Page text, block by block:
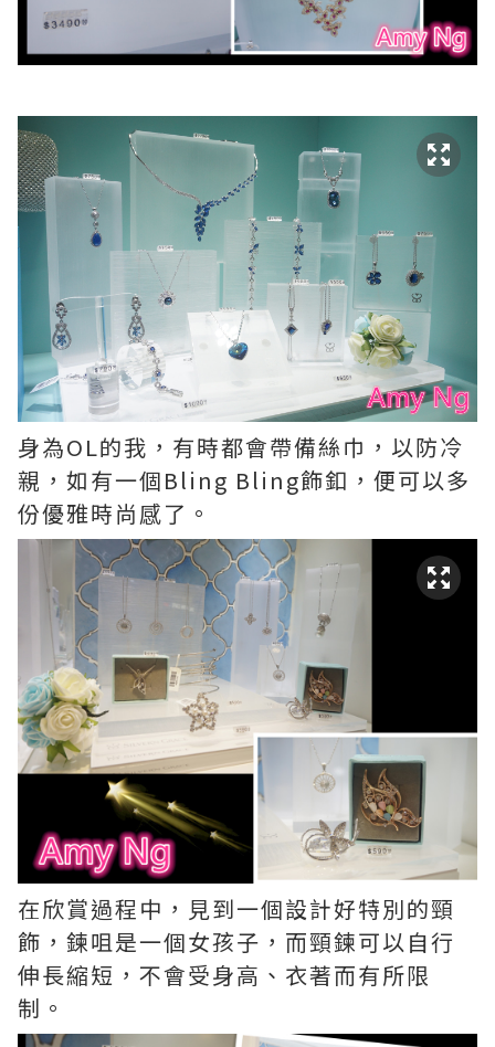
身為OL的我，有時都會帶備絲巾，以防冷
親，如有一個Bling Bling飾釦，便可以多
份優雅時尚感了。
在欣賞過程中，見到一個設計好特別的頸
飾，鍊咀是一個女孩子，而頸鍊可以自行
伸長縮短，不會受身高、衣著而有所限
制。